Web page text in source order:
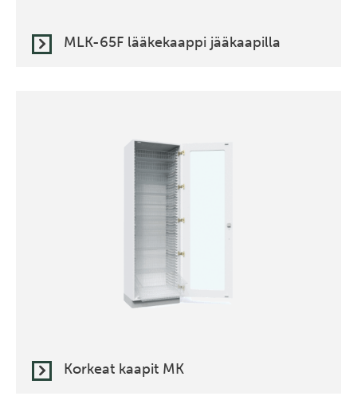
MLK-65F lääkekaappi jääkaapilla
Korkeat kaapit MK